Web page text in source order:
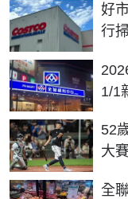
好
行
1/1
52
大
全